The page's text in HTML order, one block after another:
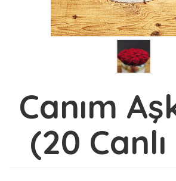
Canım
(20